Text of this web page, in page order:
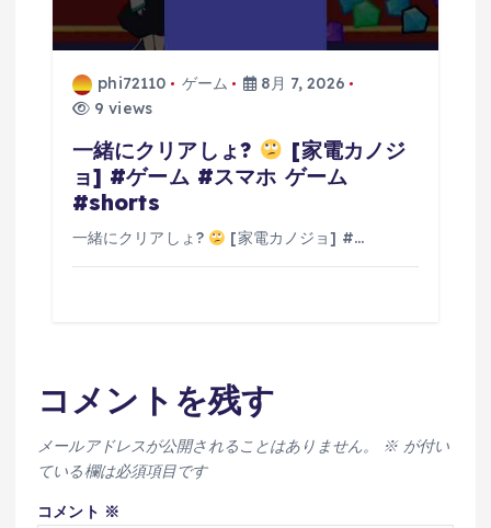
phi72110 ゲーム
8月 7, 2026
9 views
一緒にクリアしょ?
[家電カノジ
ョ] #ゲーム #スマホ ゲーム
#shorts
一緒にクリアしょ? [家電カノジョ] #…
コメントを残す
メールアドレスが公開されることはありません。 ※が付い
ている欄は必須項目です
コメント ※